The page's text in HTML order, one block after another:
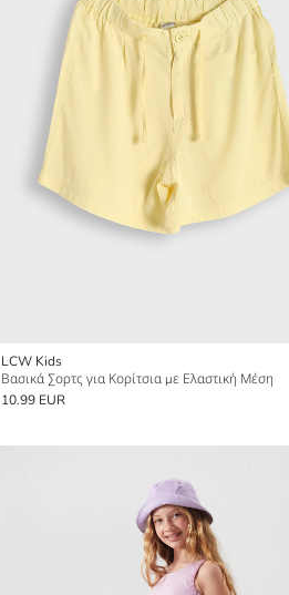
LCW Kids
Βασικά Σορτς για Κορίτσια με Ελαστική Μέση
10.99 EUR